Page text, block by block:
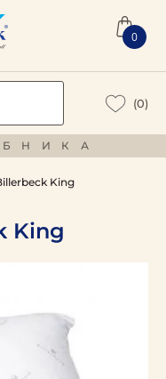
0
(0)
King
King